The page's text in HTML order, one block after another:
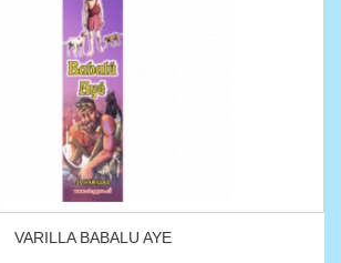
VARILLA BABALU AYE